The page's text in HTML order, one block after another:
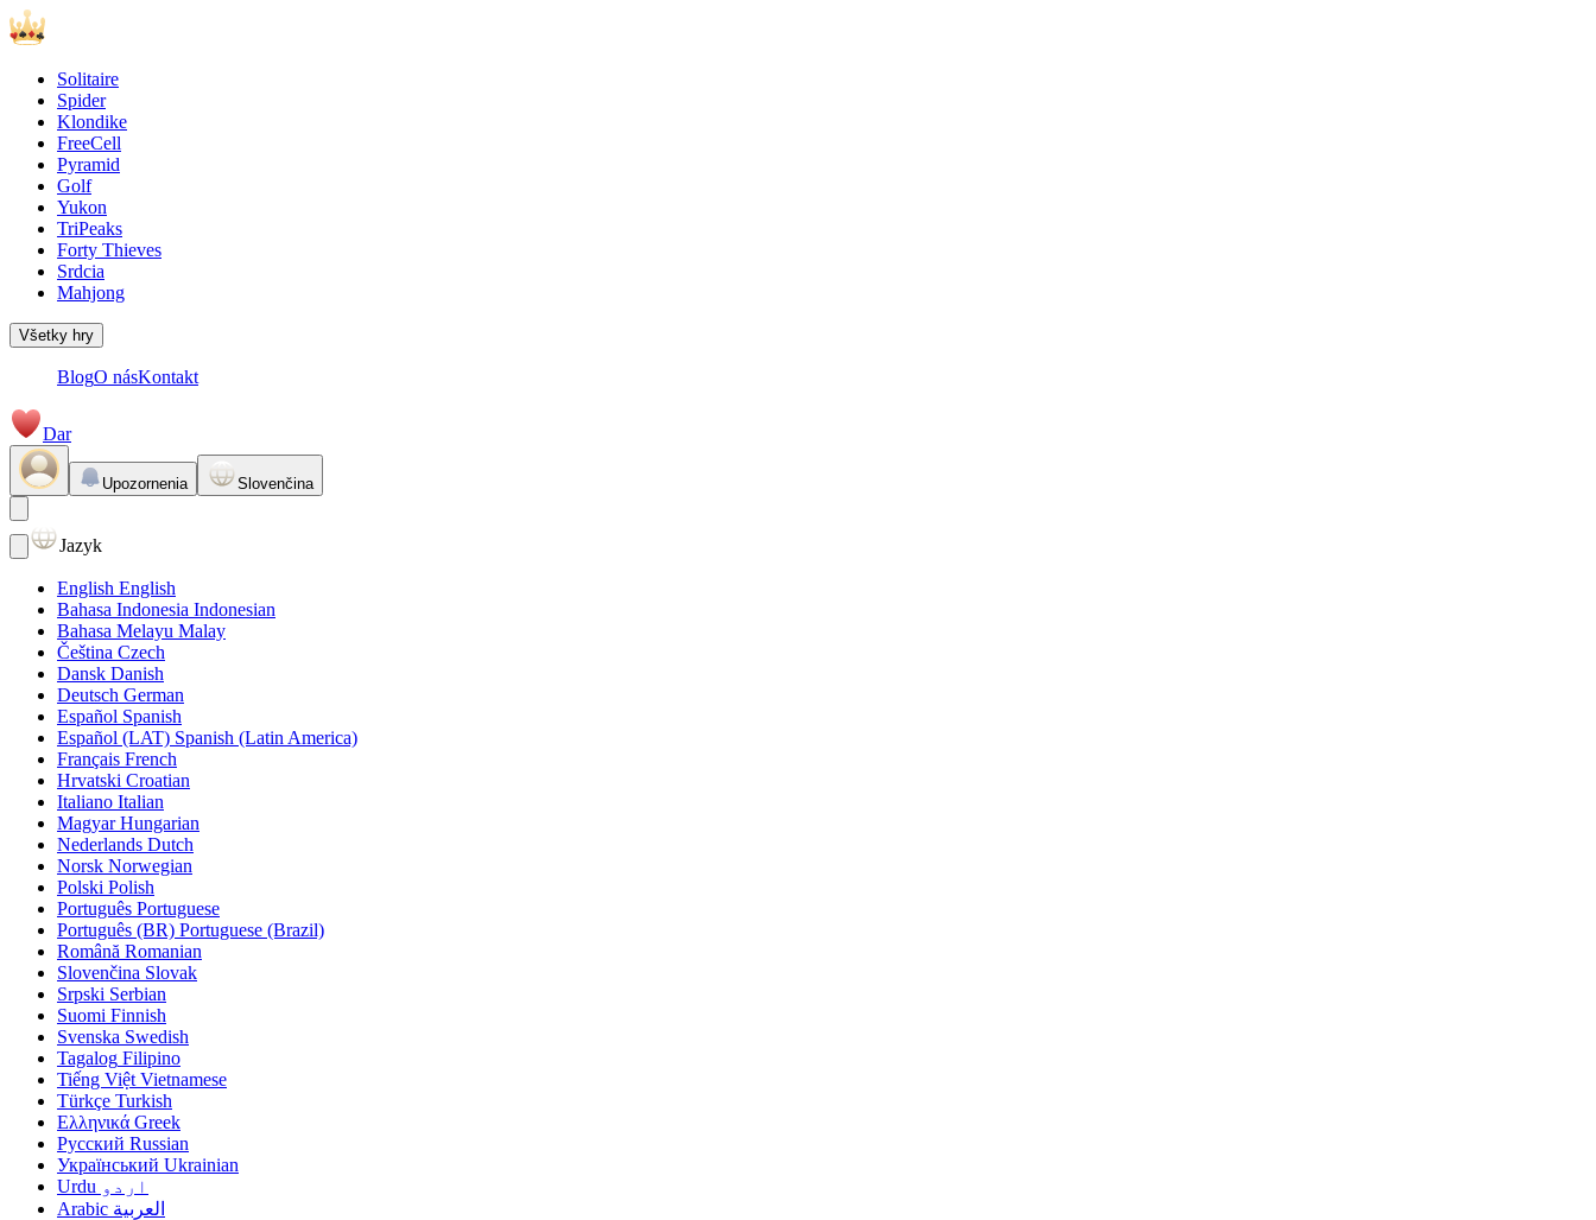
Solitaire
Spider
Klondike
FreeCell
Pyramid
Golf
Yukon
TriPeaks
Forty Thieves
Srdcia
Mahjong
Všetky hry
BlogO násKontakt
Dar
Upozornenia Slovenčina
Jazyk
English English
Bahasa Indonesia Indonesian
Bahasa Melayu Malay
Čeština Czech
Dansk Danish
Deutsch German
Español Spanish
Español (LAT) Spanish (Latin America)
Français French
Hrvatski Croatian
Italiano Italian
Magyar Hungarian
Nederlands Dutch
Norsk Norwegian
Polski Polish
Português Portuguese
Português (BR) Portuguese (Brazil)
Română Romanian
Slovenčina Slovak
Srpski Serbian
Suomi Finnish
Svenska Swedish
Tagalog Filipino
Tiếng Việt Vietnamese
Türkçe Turkish
Ελληνικά Greek
Русский Russian
Український Ukrainian
اردو Urdu
العربية Arabic